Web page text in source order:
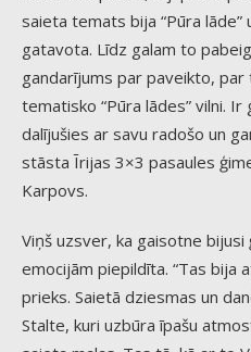
saieta temats bija “Pūra
gatavota. Līdz galam to
gandarījums par paveikto, par
tematisko “Pūra lādes” vilni.
dalījušies ar savu radošo un
stāsta Īrijas 3×3 pasaules
Karpovs.
Viņš uzsver, ka gaisotne bijusi
emocijām piepildīta. “Tas bija
prieks. Saietā dziesmas un
Stalte, kuri uzbūra īpašu